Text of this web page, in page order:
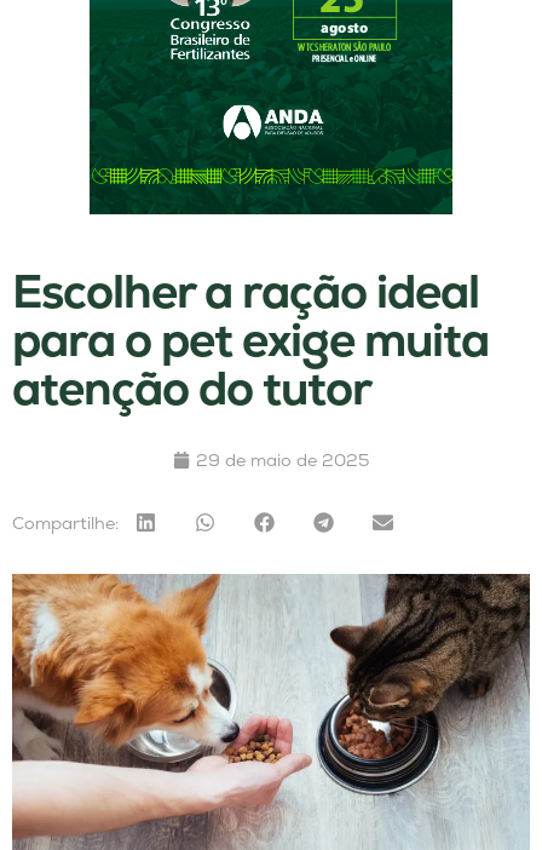
Escolher a ração ideal
para o pet exige muita
atenção do tutor
29 de maio de 2025
Compartilhe: